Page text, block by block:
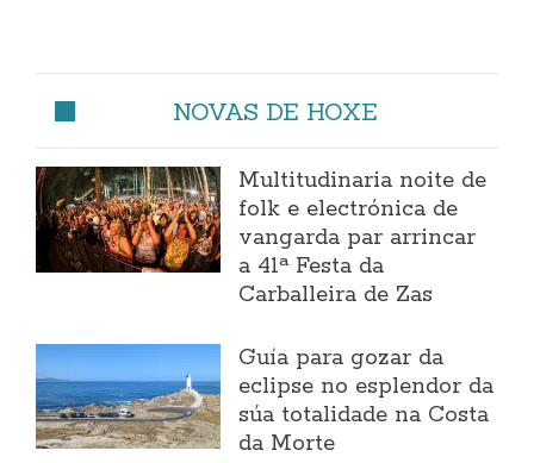
NOVAS DE HOXE
Multitudinaria noite de
folk e electrónica de
vangarda par arrincar
a 41ª Festa da
Carballeira de Zas
Guía para gozar da
eclipse no esplendor da
súa totalidade na Costa
da Morte